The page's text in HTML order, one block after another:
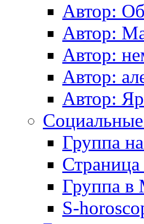
Автор:
Автор:
Автор:
Автор:
Автор:
Группа
Группа
S-